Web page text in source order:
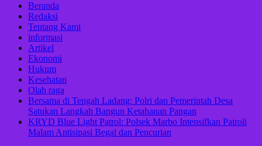
Beranda
Redaksi
Tentang Kami
informasi
Artikel
Ekonomi
Hukum
Kesehatan
Olah raga
Bersama di Tengah Ladang: Polri dan Pemerintah Desa
Satukan Langkah Bangun Ketahanan Pangan
KRYD Blue Light Patrol: Polsek Marbo Intensifkan Patroli
Malam Antisipasi Begal dan Pencurian